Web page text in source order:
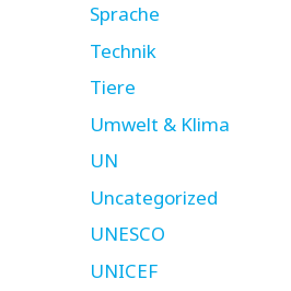
Sprache
Technik
Tiere
Umwelt & Klima
UN
Uncategorized
UNESCO
UNICEF